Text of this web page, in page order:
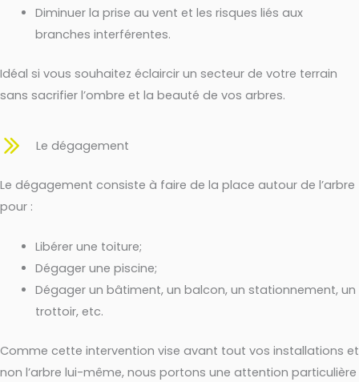
Diminuer la prise au vent et les risques liés aux
branches interférentes.
Idéal si vous souhaitez éclaircir un secteur de votre terrain
sans sacrifier l’ombre et la beauté de vos arbres.
Le dégagement
Le dégagement consiste à faire de la place autour de l’arbre
pour :
Libérer une toiture;
Dégager une piscine;
Dégager un bâtiment, un balcon, un stationnement, un
trottoir, etc.
Comme cette intervention vise avant tout vos installations et
non l’arbre lui-même, nous portons une attention particulière